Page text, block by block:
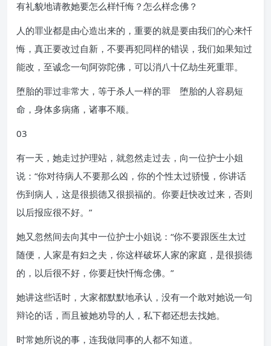
有礼貌地请教她要怎么样忏悔？怎么样念佛？
人的罪业都是由心造出来的，重要的就是要由我们的心来忏
悔，真正要改过自新，不要再犯同样的错误，我们如果知过
能改，至诚念一句阿弥陀佛，可以消八十亿劫生死重罪。
堕胎的罪过非常大，等于杀人一样的罪 堕胎的人容易短
命，身体多病痛，诸事不顺。
03
有一天，她走过护理站，就忽然走过去，向一位护士小姐
说：“你对待病人不要那么凶，你的个性太过骄慢，你讲话
伤到病人，这是很损德又很损福的。你要赶快改过来，否则
以后报应很不好。”
她又忽然间去向其中一位护士小姐说：“你不要跟医生太过
随便，人家是有妇之夫，你这样破坏人家的家庭，是很损德
的，以后很不好，你要赶快忏悔念佛。”
她讲这些话时，大家都默默地承认，没有一个敢对她说一句
辩论的话，而且被她劝导的人，私下都还想去找她。
时常她所说的事，连我做同事的人都不知道。